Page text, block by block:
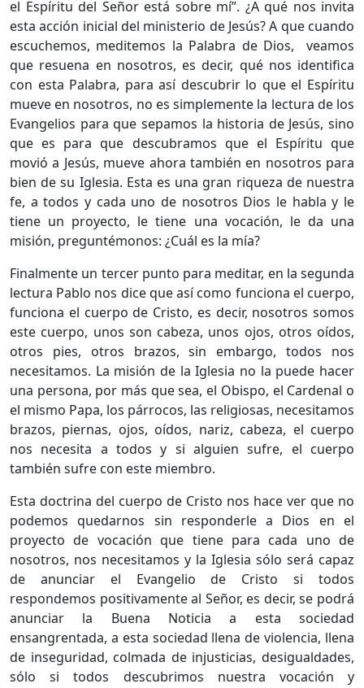
el Espíritu del Señor está sobre mí”. ¿A qué nos invita
esta acción inicial del ministerio de Jesús? A que cuando
escuchemos, meditemos la Palabra de Dios, veamos
que resuena en nosotros, es decir, qué nos identifica
con esta Palabra, para así descubrir lo que el Espíritu
mueve en nosotros, no es simplemente la lectura de los
Evangelios para que sepamos la historia de Jesús, sino
que es para que descubramos que el Espíritu que
movió a Jesús, mueve ahora también en nosotros para
bien de su Iglesia. Esta es una gran riqueza de nuestra
fe, a todos y cada uno de nosotros Dios le habla y le
tiene un proyecto, le tiene una vocación, le da una
misión, preguntémonos: ¿Cuál es la mía?
Finalmente un tercer punto para meditar, en la segunda
lectura Pablo nos dice que así como funciona el cuerpo,
funciona el cuerpo de Cristo, es decir, nosotros somos
este cuerpo, unos son cabeza, unos ojos, otros oídos,
otros pies, otros brazos, sin embargo, todos nos
necesitamos. La misión de la Iglesia no la puede hacer
una persona, por más que sea, el Obispo, el Cardenal o
el mismo Papa, los párrocos, las religiosas, necesitamos
brazos, piernas, ojos, oídos, nariz, cabeza, el cuerpo
nos necesita a todos y si alguien sufre, el cuerpo
también sufre con este miembro.
Esta doctrina del cuerpo de Cristo nos hace ver que no
podemos quedarnos sin responderle a Dios en el
proyecto de vocación que tiene para cada uno de
nosotros, nos necesitamos y la Iglesia sólo será capaz
de anunciar el Evangelio de Cristo si todos
respondemos positivamente al Señor, es decir, se podrá
anunciar la Buena Noticia a esta sociedad
ensangrentada, a esta sociedad llena de violencia, llena
de inseguridad, colmada de injusticias, desigualdades,
sólo si todos descubrimos nuestra vocación y